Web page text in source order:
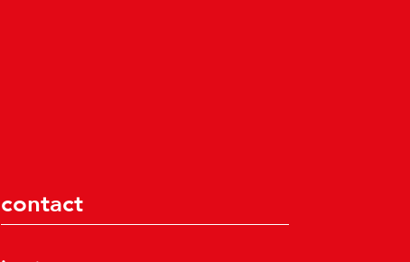
contact